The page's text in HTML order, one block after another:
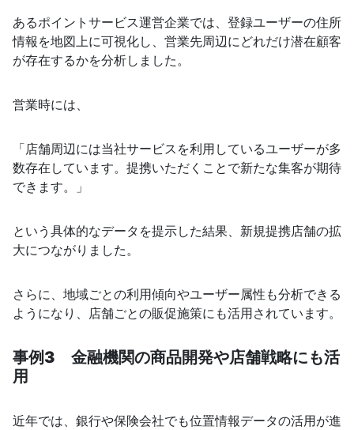
あるポイントサービス運営企業では、登録ユーザーの住所
情報を地図上に可視化し、営業先周辺にどれだけ潜在顧客
が存在するかを分析しました。
営業時には、
「店舗周辺には当社サービスを利用しているユーザーが多
数存在しています。提携いただくことで新たな集客が期待
できます。」
という具体的なデータを提示した結果、新規提携店舗の拡
大につながりました。
さらに、地域ごとの利用傾向やユーザー属性も分析できる
ようになり、店舗ごとの販促施策にも活用されています。
事例3 金融機関の商品開発や店舗戦略にも活
用
近年では、銀行や保険会社でも位置情報データの活用が進